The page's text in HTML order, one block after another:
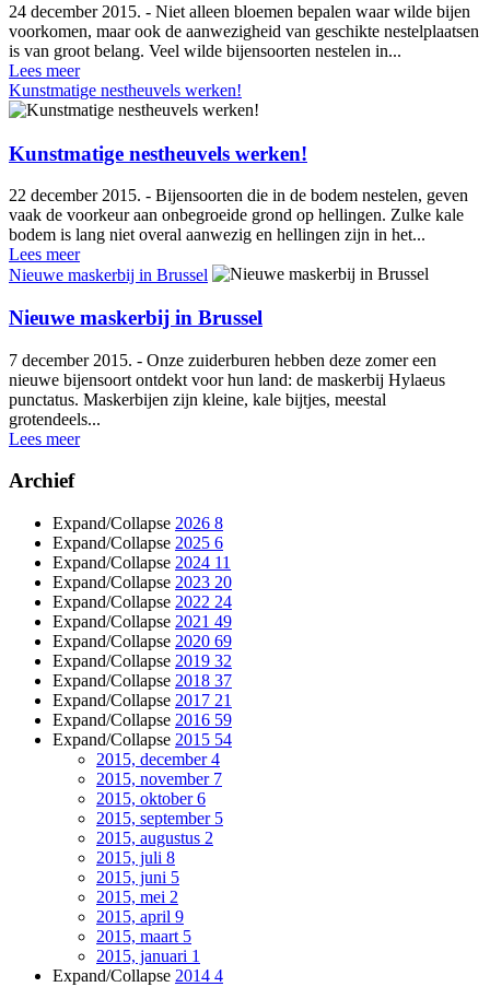
24 december 2015. - Niet alleen bloemen bepalen waar wilde bijen
voorkomen, maar ook de aanwezigheid van geschikte nestelplaatsen
is van groot belang. Veel wilde bijensoorten nestelen in...
Lees meer
Kunstmatige nestheuvels werken!
Kunstmatige nestheuvels werken!
22 december 2015. - Bijensoorten die in de bodem nestelen, geven
vaak de voorkeur aan onbegroeide grond op hellingen. Zulke kale
bodem is lang niet overal aanwezig en hellingen zijn in het...
Lees meer
Nieuwe maskerbij in Brussel
Nieuwe maskerbij in Brussel
7 december 2015. - Onze zuiderburen hebben deze zomer een
nieuwe bijensoort ontdekt voor hun land: de maskerbij Hylaeus
punctatus. Maskerbijen zijn kleine, kale bijtjes, meestal
grotendeels...
Lees meer
Archief
Expand/Collapse 2026 8
Expand/Collapse 2025 6
Expand/Collapse 2024 11
Expand/Collapse 2023 20
Expand/Collapse 2022 24
Expand/Collapse 2021 49
Expand/Collapse 2020 69
Expand/Collapse 2019 32
Expand/Collapse 2018 37
Expand/Collapse 2017 21
Expand/Collapse 2016 59
Expand/Collapse 2015 54
2015, december4
2015, november 7
2015, oktober6
2015, september 5
2015, augustus 2
2015, juli 8
2015, juni 5
2015, mei 2
2015, april 9
2015, maart 5
2015, januari 1
Expand/Collapse 2014 4